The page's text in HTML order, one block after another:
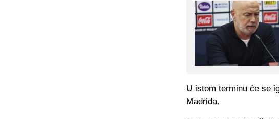
U istom terminu će se
Madrida.